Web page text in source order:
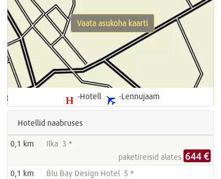
-Hotell -Lennujaam
Vaata asukoha kaarti
Hotellid naabruses
0,1 km
Ilka 3 *
paketireisid alates 644 €
0,1 km
Blu Bay Design Hotel 5 *